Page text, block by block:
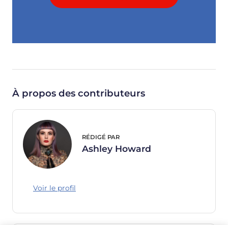
À propos des contributeurs
RÉDIGÉ PAR
Ashley Howard
Voir le profil